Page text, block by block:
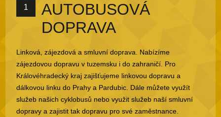
1
AUTOBUSOVÁ
DOPRAVA
Linková, zájezdová a smluvní doprava. Nabízíme
zájezdovou dopravu v tuzemsku i do zahraničí. Pro
Královéhradecký kraj zajišťujeme linkovou dopravu a
dálkovou linku do Prahy a Pardubic. Dále můžete využít
služeb našich cyklobusů nebo využit služeb naší smluvní
dopravy a zajistit tak dopravu pro své zaměstnance.